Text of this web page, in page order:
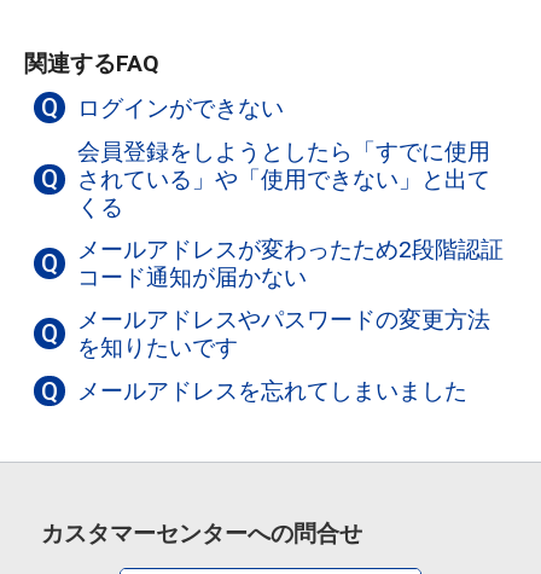
関連するFAQ
Q ログインができない
Q
会員登録をしようとしたら「すでに使用
されている」や「使用できない」と出て
くる
Q
メールアドレスが変わったため2段階認証
コード通知が届かない
Q
メールアドレスやパスワードの変更方法
を知りたいです
Q メールアドレスを忘れてしまいました
カスタマーセンターへの問合せ